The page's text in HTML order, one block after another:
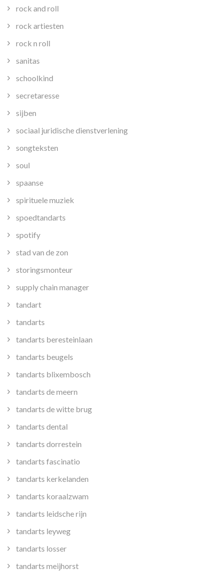
rock and roll
rock artiesten
rock n roll
sanitas
schoolkind
secretaresse
sijben
sociaal juridische dienstverlening
songteksten
soul
spaanse
spirituele muziek
spoedtandarts
spotify
stad van de zon
storingsmonteur
supply chain manager
tandart
tandarts
tandarts beresteinlaan
tandarts beugels
tandarts blixembosch
tandarts de meern
tandarts de witte brug
tandarts dental
tandarts dorrestein
tandarts fascinatio
tandarts kerkelanden
tandarts koraalzwam
tandarts leidsche rijn
tandarts leyweg
tandarts losser
tandarts meijhorst